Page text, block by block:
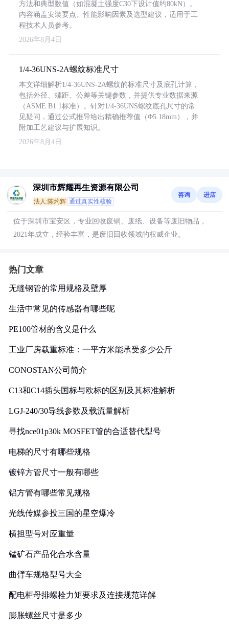
方法和典型数值（如混凝土强度C30下设计值约80kN）。
内容涵盖安装要点、性能影响因素及选型建议，适用于工
程技术人员参考。
2026年8月4日
1/4-36UNS-2A螺纹标准尺寸
本文详细解析1/4-36UNS-2A螺纹的标准尺寸及底孔计算，
包括外径、螺距、公差等关键参数，并提供专业数据来源
（ASME B1.1标准）。针对1/4-36UNS螺纹底孔尺寸的常
见疑问，通过公式推导给出精确推荐值（Φ5.18mm），并
附加工艺建议与扩展知识。
2026年8月4日
深圳市辉耀再生资源有限公司
法人:陈灼辉 通过真实性核验
咨询 进店
位于深圳市宝安区，专业回收废铜、废纸、设备等废旧物品，
2021年成立，经验丰富，是废旧回收领域的权威企业。
热门文章
无缝钢管的常用规格及壁厚
生活中常见的传感器有哪些呢
PE100管材的含义是什么
工业厂房载重标准：一平方米能承受多少公斤
CONOSTAN公司简介
C13和C14插头国标与欧标的区别及其标准解析
LGJ-240/30导线参数及载流量解析
寻找nce01p30k MOSFET管的合适替代型号
电梯的尺寸有哪些规格
镀锌方管尺寸一般有哪些
铝方管有哪些常见规格
光线传媒参投三国的星空爆冷
横担型号对应重量
锰矿石产品化合水含量
曲臂车规格型号大全
配电柜母排螺栓力矩要求及连接规范详解
膨胀螺丝尺寸是多少